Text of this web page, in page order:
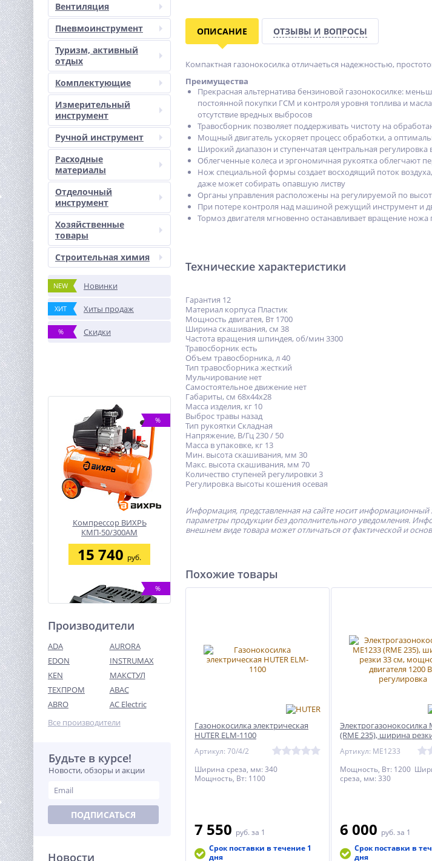
Вентиляция
Пневмоинструмент
Туризм, активный
отдых
Комплектующие
Измерительный
инструмент
Ручной инструмент
Расходные
материалы
Отделочный
инструмент
Хозяйственные
товары
Строительная химия
NEW Новинки
ХИТ Хиты продаж
% Скидки
%
Компрессор ВИХРЬ
КМП-50/300АМ
15 740 руб.
%
Аккумуляторный блок АПИ
4А/ч, 18В, Li-ion
ИНТЕРСКОЛ с
индикатором
4 570
Производители
ADA
AURORA
EDON
INSTRUMAX
KEN
МАКСТУЛ
ТЕХПРОМ
ABAC
ABRO
AC Electric
Все производители
Будьте в курсе!
Новости, обзоры и акции
ПОДПИСАТЬСЯ
Новости
ОПИСАНИЕ ОТЗЫВЫ И ВОПРОСЫ
Компактная газонокосилка отличаеться надежностью,
Преимущества
Прекрасная альтернатива бензиновой газонокосилке:
постоянной покупки ГСМ и контроля уровня топлива и
отсутствие вредных выбросов
Травосборник позволяет поддерживать чистоту на
Мощный двигатель ускоряет процесс обработки, а
Широкий диапазон и ступенчатая центральная
Облегченные колеса и эргономичная рукоятка облегчают
Нож специальной формы создает восходящий поток
даже может собирать опавшую листву
Органы управления расположены на регулируемой по
При потере контроля над машиной режущий инструмент и
Тормоз двигателя мгновенно останавливает вращение
Технические характеристики
Гарантия 12
Материал корпуса Пластик
Мощность двигатея, Вт 1700
Ширина скашивания, см 38
Частота вращения шпиндея, об/мин 3300
Травосборник есть
Объем травосборника, л 40
Тип травосборника жесткий
Мульчирование нет
Самостоятельное движение нет
Габариты, см 68x44x28
Масса изделия, кг 10
Выброс травы назад
Тип рукоятки Складная
Напряжение, В/Гц 230 / 50
Масса в упаковке, кг 13
Мин. высота скашивания, мм 30
Макс. высота скашивания, мм 70
Количество ступеней регулировки 3
Регулировка высоты кошения осевая
Информация, представленная на сайте носит информационный
параметры продукции без дополнительного уведомления.
внешнем виде товара может отличаться от фактической и
Похожие товары
Газонокосилка электрическая
HUTER ELM-1100
Артикул: 70/4/2
Ширина среза, мм: 340
Мощность, Вт: 1100
7 550 руб. за 1
Срок поставки в течение 1
дня
Электрогазонокосилка
(RME 235), ширина
мощность двигателя
регулировка
Артикул: ME1233
Мощность, Вт: 1200
среза, мм: 330
6 000 руб. за 1
Срок поставки в
дня